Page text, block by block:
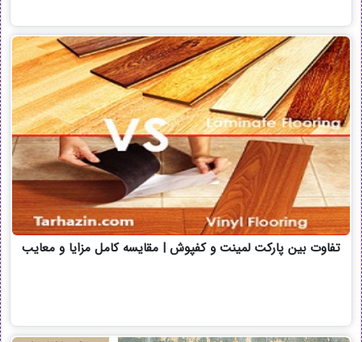
تفاوت بین پارکت لمینت و کفپوش | مقایسه کامل مزایا و معایب